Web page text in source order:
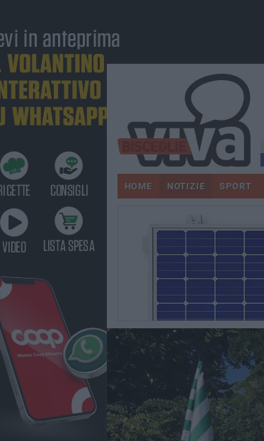
HOME NOTIZIE SPORT